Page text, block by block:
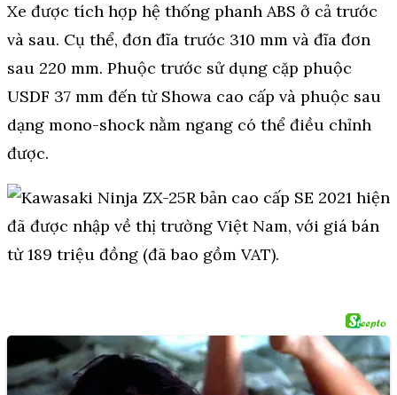
Xe được tích hợp hệ thống phanh ABS ở cả trước
và sau. Cụ thể, đơn đĩa trước 310 mm và đĩa đơn
sau 220 mm. Phuộc trước sử dụng cặp phuộc
USDF 37 mm đến từ Showa cao cấp và phuộc sau
dạng mono-shock nằm ngang có thể điều chỉnh
được.